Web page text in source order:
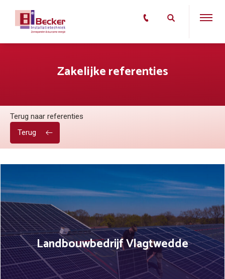
Zakelijke referenties
Terug naar referenties
Terug
Landbouwbedrijf Vlagtwedde